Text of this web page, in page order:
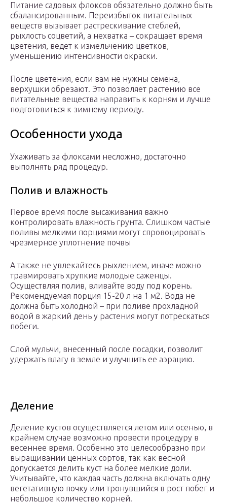
Питание садовых флоксов обязательно должно быть
сбалансированным. Переизбыток питательных
веществ вызывает растрескивание стеблей,
рыхлость соцветий, а нехватка – сокращает время
цветения, ведет к измельчению цветков,
уменьшению интенсивности окраски.
После цветения, если вам не нужны семена,
верхушки обрезают. Это позволяет растению все
питательные вещества направить к корням и лучше
подготовиться к зимнему периоду.
Особенности ухода
Ухаживать за флоксами несложно, достаточно
выполнять ряд процедур.
Полив и влажность
Первое время после высаживания важно
контролировать влажность грунта. Слишком частые
поливы мелкими порциями могут спровоцировать
чрезмерное уплотнение почвы
А также не увлекайтесь рыхлением, иначе можно
травмировать хрупкие молодые саженцы.
Осуществляя полив, вливайте воду под корень.
Рекомендуемая порция 15-20 л на 1 м2. Вода не
должна быть холодной – при поливе прохладной
водой в жаркий день у растения могут потрескаться
побеги.
Слой мульчи, внесенный после посадки, позволит
удержать влагу в земле и улучшить ее аэрацию.
Деление
Деление кустов осуществляется летом или осенью, в
крайнем случае возможно провести процедуру в
весеннее время. Особенно это целесообразно при
выращивании ценных сортов, так как весной
допускается делить куст на более мелкие доли.
Учитывайте, что каждая часть должна включать одну
вегетативную почку или тронувшийся в рост побег и
небольшое количество корней.